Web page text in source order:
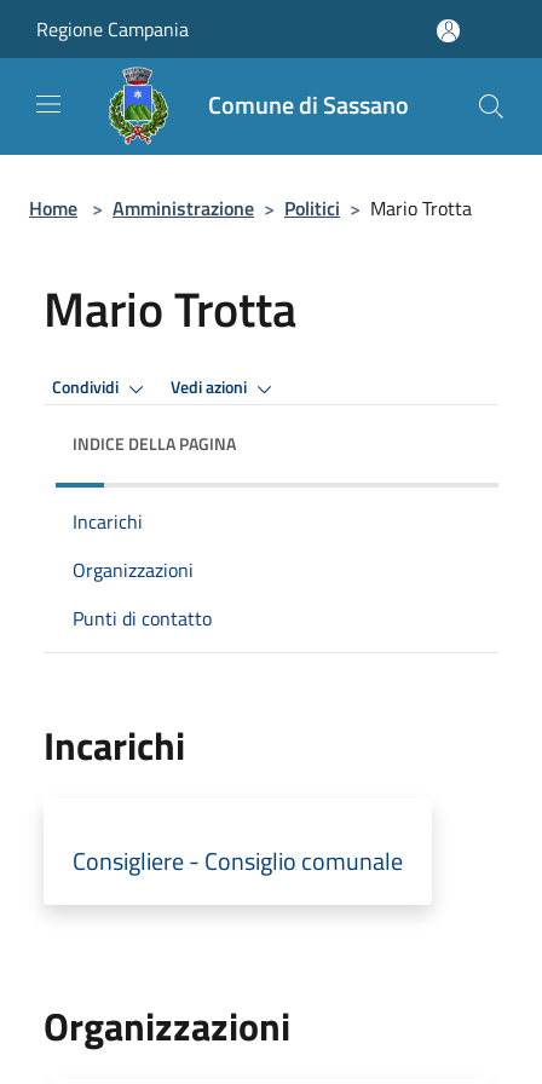
Regione Campania
Comune di Sassano
Home > Amministrazione > Politici > Mario Trotta
Mario Trotta
Condividi Vedi azioni
INDICE DELLA PAGINA
Incarichi
Organizzazioni
Punti di contatto
Incarichi
Consigliere - Consiglio comunale
Organizzazioni